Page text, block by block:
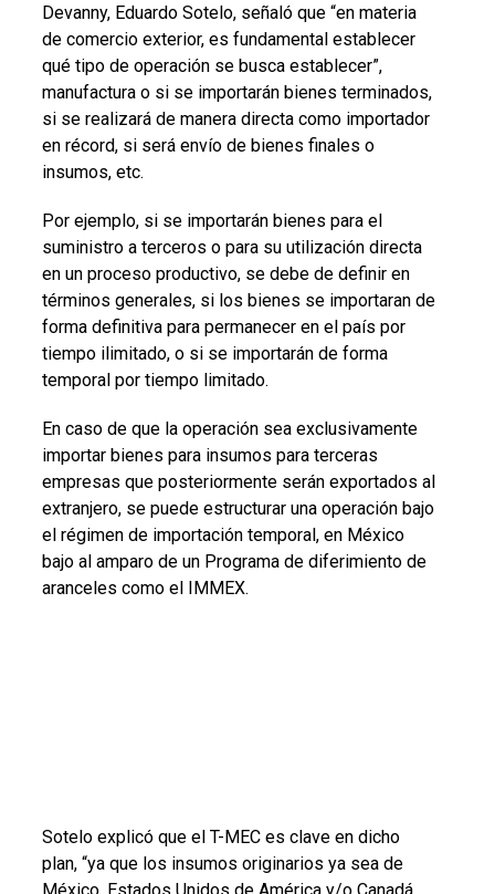
Devanny, Eduardo Sotelo, señaló que “en materia
de comercio exterior, es fundamental establecer
qué tipo de operación se busca establecer”,
manufactura o si se importarán bienes terminados,
si se realizará de manera directa como importador
en récord, si será envío de bienes finales o
insumos, etc.
Por ejemplo, si se importarán bienes para el
suministro a terceros o para su utilización directa
en un proceso productivo, se debe de definir en
términos generales, si los bienes se importaran de
forma definitiva para permanecer en el país por
tiempo ilimitado, o si se importarán de forma
temporal por tiempo limitado.
En caso de que la operación sea exclusivamente
importar bienes para insumos para terceras
empresas que posteriormente serán exportados al
extranjero, se puede estructurar una operación bajo
el régimen de importación temporal, en México
bajo al amparo de un Programa de diferimiento de
aranceles como el IMMEX.
Sotelo explicó que el T-MEC es clave en dicho
plan, “ya que los insumos originarios ya sea de
México, Estados Unidos de América y/o Canadá,